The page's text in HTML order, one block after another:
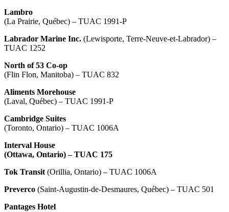
Lambro
(La Prairie, Québec) – TUAC 1991-P
Labrador Marine Inc. (Lewisporte, Terre-Neuve-et-Labrador) –
TUAC 1252
North of 53 Co-op
(Flin Flon, Manitoba) – TUAC 832
Aliments Morehouse
(Laval, Québec) – TUAC 1991-P
Cambridge Suites
(Toronto, Ontario) – TUAC 1006A
Interval House
(Ottawa, Ontario) – TUAC 175
Tok Transit (Orillia, Ontario) – TUAC 1006A
Preverco (Saint-Augustin-de-Desmaures, Québec) – TUAC 501
Pantages Hotel